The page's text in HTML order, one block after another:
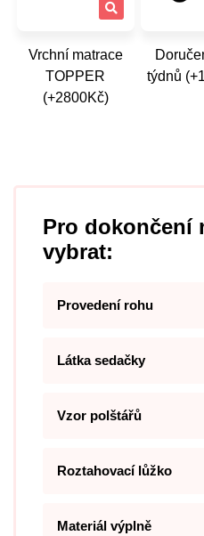
Vrchní matrace
TOPPER
(+2800Kč)
týdnů
Pro dokončení
vybrat:
Provedení rohu
Látka sedačky
Vzor polštářů
Roztahovací lůžko
Materiál výplně